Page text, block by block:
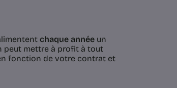
chaque année un
peut mettre à profit à tout
fonction de votre contrat et